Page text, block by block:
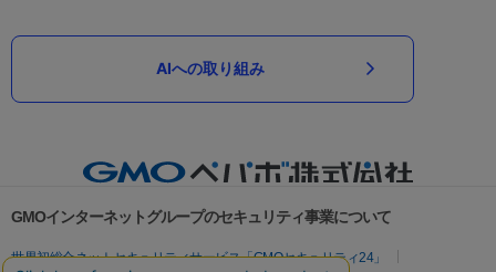
AIへの取り組み
GMOインターネットグループのセキュリティ事業について
世界初総合ネットセキュリティサービス「GMOセキュリティ24」